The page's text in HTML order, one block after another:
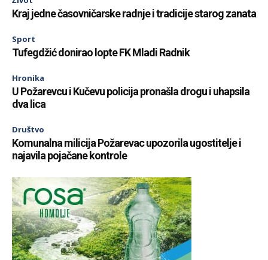
Kraj jedne časovničarske radnje i tradicije starog zanata
Sport
Tufegdžić donirao lopte FK Mladi Radnik
Hronika
U Požarevcu i Kučevu policija pronašla drogu i uhapsila
dva lica
Društvo
Komunalna milicija Požarevac upozorila ugostitelje i
najavila pojačane kontrole